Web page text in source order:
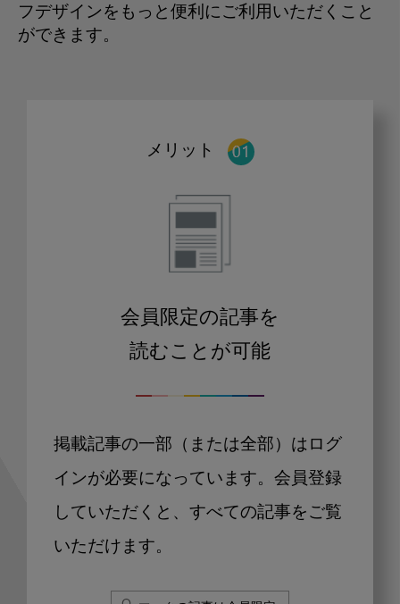
フデザインをもっと便利にご利用いただくこと
ができます。
メリット
会員限定の記事を
読むことが可能
掲載記事の一部（または全部）はログ
インが必要になっています。会員登録
していただくと、すべての記事をご覧
いただけます。